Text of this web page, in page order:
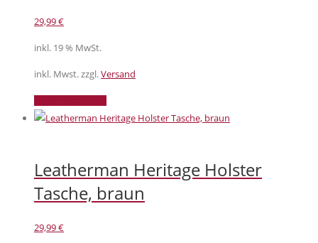
29,99€
inkl. 19 % MwSt.
inkl. Mwst. zzgl.Versand
Leatherman Heritage Holster
Tasche, braun
29,99€